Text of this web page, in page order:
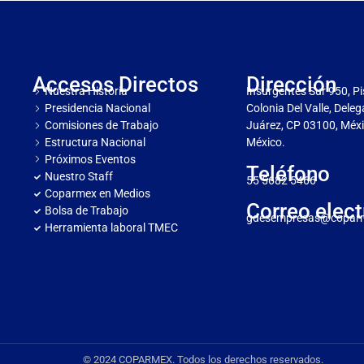
Accesos Directos
Nuestra Historia
Presidencia Nacional
Comisiones de Trabajo
Estructura Nacional
Próximos Eventos
Nuestro Staff
Coparmex en Medios
Bolsa de Trabajo
Herramienta laboral TMEC
Dirección
Insurgentes Sur 950,
Colonia Del Valle,
Juárez, CP 03100,
México.
Teléfono
55 5682 5466
Correo
© 2024 COPARMEX. Todos los derechos reservados.